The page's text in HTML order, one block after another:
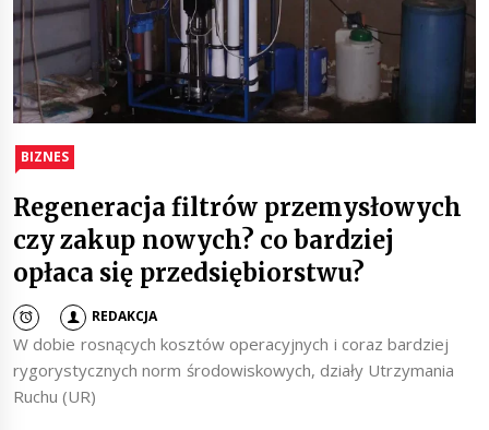
BIZNES
Regeneracja filtrów przemysłowych
czy zakup nowych? co bardziej
opłaca się przedsiębiorstwu?
REDAKCJA
W dobie rosnących kosztów operacyjnych i coraz bardziej
rygorystycznych norm środowiskowych, działy Utrzymania
Ruchu (UR)